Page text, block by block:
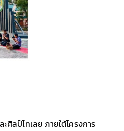
ลป์ไทเลย ภายใต้โครงการ